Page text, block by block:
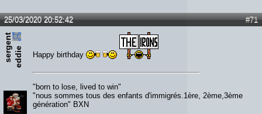
#71
25/03/2020 20:52:42
s
e
rg
e
n
t
e
d
d
ie Happy birthday
"born to lose, lived to win"
"nous sommes tous des enfants d'immigrés.1ère, 2ème,3ème
génération" BXN